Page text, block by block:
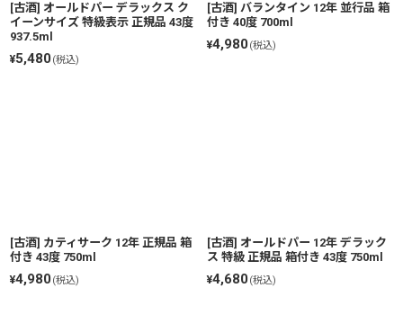
[古酒] オールドパー デラックス ク
イーンサイズ 特級表示 正規品 43度
937.5ml
¥5,480(税込)
[古酒] バランタイン 12年 並行品 箱
付き 40度 700ml
¥4,980(税込)
[古酒] カティサーク 12年 正規品 箱
付き 43度 750ml
¥4,980(税込)
[古酒] オールドパー 12年 デラック
ス 特級 正規品 箱付き 43度 750ml
¥4,680(税込)